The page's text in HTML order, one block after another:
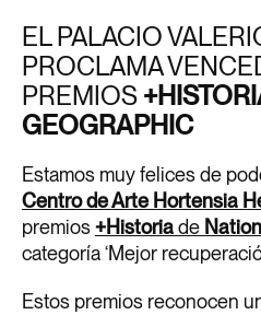
EL PALACIO
PROCLAMA
PREMIOS
GEOGRAPHIC
Estamos muy felices de
Centro de Arte Hortensia
premios+Historiade
categoría ‘Mejor
Estos premios reconocen